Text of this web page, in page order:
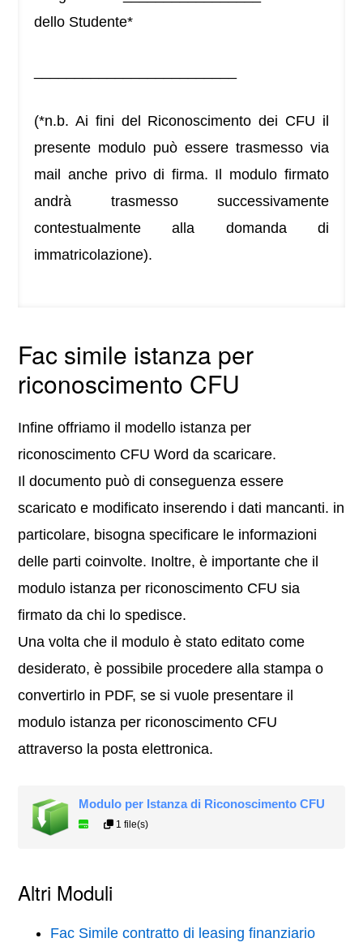
dello Studente*
(*n.b. Ai fini del Riconoscimento dei CFU il
presente modulo può essere trasmesso via
mail anche privo di firma. Il modulo firmato
andrà trasmesso successivamente
contestualmente alla domanda di
immatricolazione).
Fac simile istanza per
riconoscimento CFU
Infine offriamo il modello istanza per
riconoscimento CFU Word da scaricare.
Il documento può di conseguenza essere
scaricato e modificato inserendo i dati mancanti. in
particolare, bisogna specificare le informazioni
delle parti coinvolte. Inoltre, è importante che il
modulo istanza per riconoscimento CFU sia
firmato da chi lo spedisce.
Una volta che il modulo è stato editato come
desiderato, è possibile procedere alla stampa o
convertirlo in PDF, se si vuole presentare il
modulo istanza per riconoscimento CFU
attraverso la posta elettronica.
Modulo per Istanza di Riconoscimento CFU
1 file(s)
Altri Moduli
Fac Simile contratto di leasing finanziario